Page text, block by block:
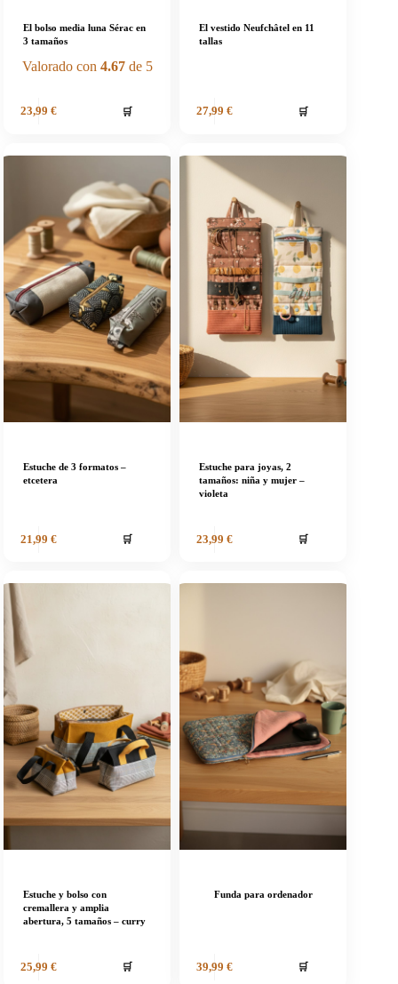
El bolso media luna Sérac en
3 tamaños
Valorado con 4.67de 5
23,99 € 🛒
El vestido Neufchâtel en 11
tallas
27,99 € 🛒
Estuche de 3 formatos –
etcetera
21,99 € 🛒
Estuche para joyas, 2
tamaños: niña y mujer –
violeta
23,99 € 🛒
Estuche y bolso con
cremallera y amplia
abertura, 5 tamaños – curry
25,99 € 🛒
Funda para ordenador
39,99 € 🛒